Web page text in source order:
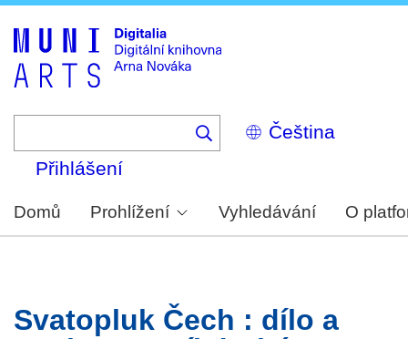
Select
your
Přihlášení
Domů Prohlížení Vyhledávání O
Svatopluk Čech : dílo a